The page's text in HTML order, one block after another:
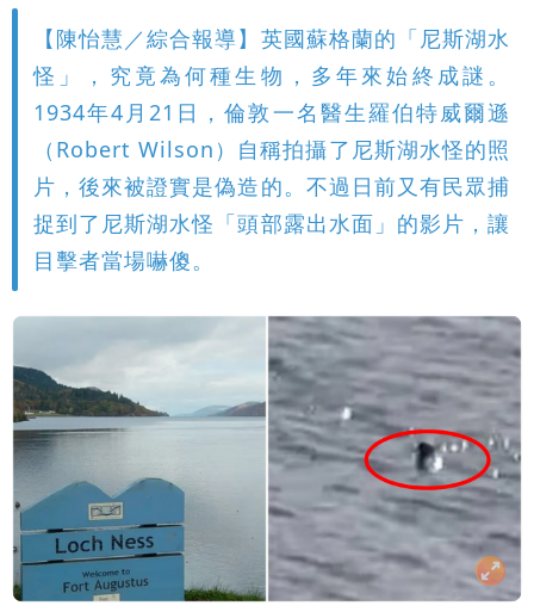
【陳怡慧／綜合報導】英國蘇格蘭的「尼斯湖水
怪」，究竟為何種生物，多年來始終成謎。
1934年4月21日，倫敦一名醫生羅伯特威爾遜
（Robert Wilson）自稱拍攝了尼斯湖水怪的照
片，後來被證實是偽造的。不過日前又有民眾捕
捉到了尼斯湖水怪「頭部露出水面」的影片，讓
目擊者當場嚇傻。